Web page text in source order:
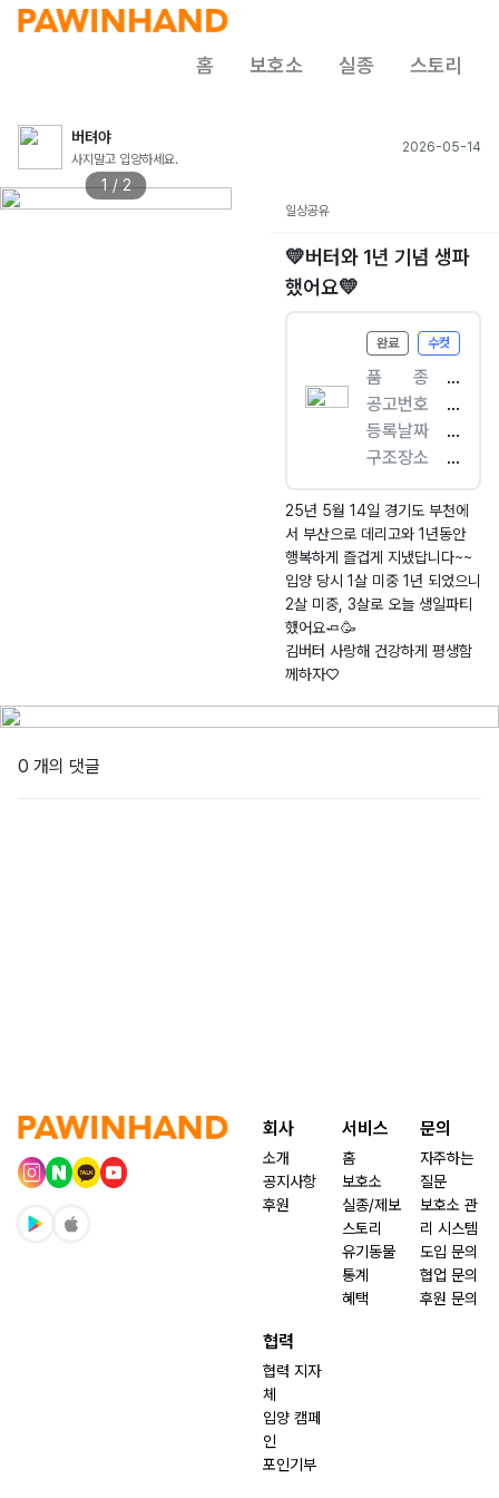
홈 보호소 실종 스토리
버텨야
사지말고 입양하세요.
2026-05-14
1 / 2
일상공유
💛버터와 1년 기념 생파
했어요💛
완료 수컷
품ㅤㅤ종
[
개
]
말
티
즈
공고번호
경
기
-
부
천
-
2
0
2
5
0
4
등록날짜
2
0
2
5.
0
5.
0
3
구조장소
중
앙
공
원
숲
속
작
은
관
25년 5월 14일 경기도 부천에
서 부산으로 데리고와 1년동안
행복하게 즐겁게 지냈답니다~~
입양 당시 1살 미중 1년 되었으니
2살 미중, 3살로 오늘 생일파티
했어요🧈🥳
김버터 사랑해 건강하게 평생함
께하자♡
0 개의 댓글
회사
소개
공지사항
후원
서비스
홈
보호소
실종/제보
스토리
유기동물
통계
혜택
문의
자주하는
질문
보호소 관
리 시스템
도입 문의
협업 문의
후원 문의
협력
협력 지자
체
입양 캠페
인
포인기부